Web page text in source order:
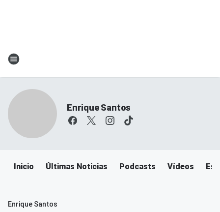
Enrique Santos
Inicio Últimas Noticias Podcasts Vídeos
Enrique Santos